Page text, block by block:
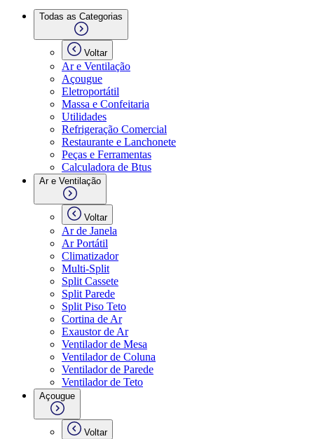
Todas as Categorias
Voltar
Ar e Ventilação
Açougue
Eletroportátil
Massa e Confeitaria
Utilidades
Refrigeração Comercial
Restaurante e Lanchonete
Peças e Ferramentas
Calculadora de Btus
Ar e Ventilação
Voltar
Ar de Janela
Ar Portátil
Climatizador
Multi-Split
Split Cassete
Split Parede
Split Piso Teto
Cortina de Ar
Exaustor de Ar
Ventilador de Mesa
Ventilador de Coluna
Ventilador de Parede
Ventilador de Teto
Açougue
Voltar